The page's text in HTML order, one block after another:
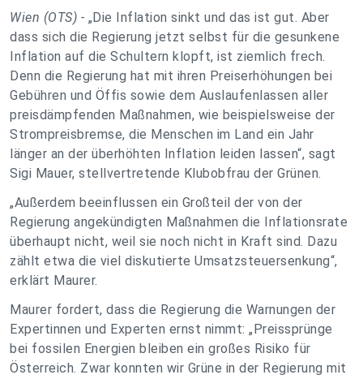
Wien (OTS) - „Die Inflation sinkt und das ist gut. Aber
dass sich die Regierung jetzt selbst für die gesunkene
Inflation auf die Schultern klopft, ist ziemlich frech.
Denn die Regierung hat mit ihren Preiserhöhungen bei
Gebühren und Öffis sowie dem Auslaufenlassen aller
preisdämpfenden Maßnahmen, wie beispielsweise der
Strompreisbremse, die Menschen im Land ein Jahr
länger an der überhöhten Inflation leiden lassen“, sagt
Sigi Mauer, stellvertretende Klubobfrau der Grünen.
„Außerdem beeinflussen ein Großteil der von der
Regierung angekündigten Maßnahmen die Inflationsrate
überhaupt nicht, weil sie noch nicht in Kraft sind. Dazu
zählt etwa die viel diskutierte Umsatzsteuersenkung“,
erklärt Maurer.
Maurer fordert, dass die Regierung die Warnungen der
Expertinnen und Experten ernst nimmt: „Preissprünge
bei fossilen Energien bleiben ein großes Risiko für
Österreich. Zwar konnten wir Grüne in der Regierung mit